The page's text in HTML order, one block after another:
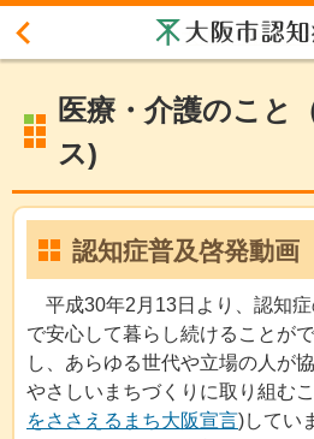
大阪市認知症
医療・介護のこと
ス)
認知症普及啓発動画
平成30年2月13日より、認知
で安心して暮らし続けることが
し、あらゆる世代や立場の人が
やさしいまちづくりに取り組む
をささえるまち大阪宣言)してい